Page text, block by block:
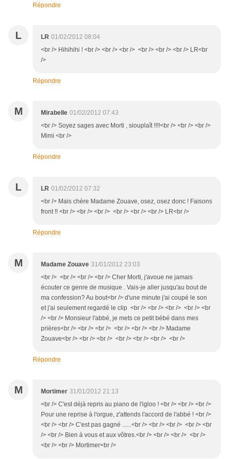
Répondre
L LR 01/02/2012 08:04
<br /> Hihihihi ! <br /> <br /> <br /> <br /> <br /> <br /> LR<br
/>
Répondre
M Mirabelle 01/02/2012 07:43
<br /> Soyez sages avec Morti , siouplaît !!!!<br /> <br /> <br />
Mimi <br />
Répondre
L LR 01/02/2012 07:32
<br /> Mais chère Madame Zouave, osez, osez donc ! Faisons
front !! <br /> <br /> <br /> <br /> <br /> <br /> LR<br />
Répondre
M Madame Zouave 31/01/2012 23:03
<br /> <br /> <br /> <br /> Cher Morti, j'avoue ne jamais
écouter ce genre de musique . Vais-je aller jusqu'au bout de
ma confession? Au bout<br /> d'une minute j'ai coupé le son
et j'ai seulement regardé le clip <br /> <br /> <br /> <br /> <br
/> <br /> Monsieur l'abbé, je mets ce petit bébé dans mes
prières<br /> <br /> <br /> <br /> <br /> <br /> Madame
Zouave<br /> <br /> <br /> <br /> <br /> <br /> <br />
Répondre
M Mortimer 31/01/2012 21:13
<br /> C'est déjà repris au piano de l'igloo ! <br /> <br /> <br />
Pour une reprise à l'orgue, z'attends l'accord de l'abbé ! <br />
<br /> <br /> C'est pas gagné ......<br /> <br /> <br /> <br /> <br
/> <br /> Bien à vous et aux vôtres.<br /> <br /> <br /> <br />
<br /> <br /> Mortimer<br />